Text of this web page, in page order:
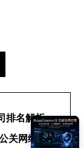
排名解析
关网络战略